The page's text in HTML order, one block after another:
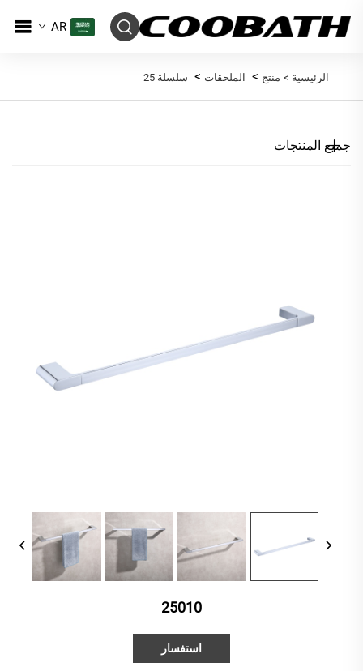
AR
الرئيسية > منتج > الملحقات> سلسلة 25
جميع المنتجات
25010
استفسار